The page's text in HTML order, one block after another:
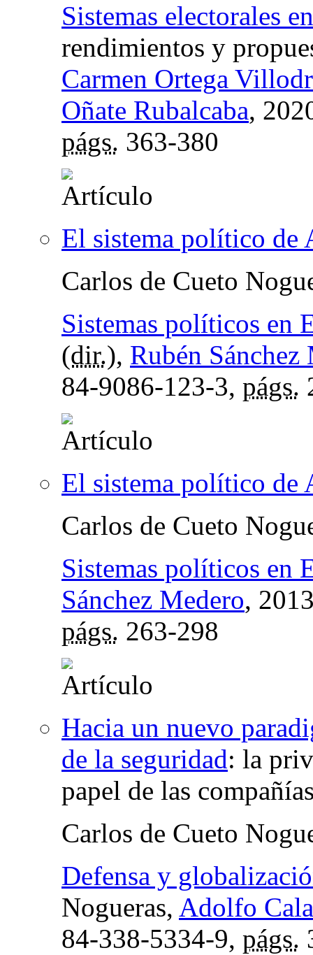
Sistemas electorales
rendimientos y
Carmen Ortega
Oñate Rubalcaba,
págs. 363-380
El sistema político de
Carlos de Cueto
Sistemas políticos en
(dir.), Rubén Sánchez
84-9086-123-3, págs.
El sistema político de
Carlos de Cueto
Sistemas políticos en
Sánchez Medero,
págs. 263-298
Hacia un nuevo
de la seguridad: la
papel de las
Carlos de Cueto
Defensa y
Nogueras, Adolfo
84-338-5334-9, págs.